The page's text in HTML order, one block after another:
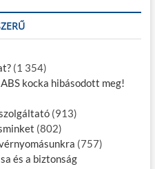
(1 354)
kocka hibásodott meg!
(913)
(802)
(757)
és a biztonság